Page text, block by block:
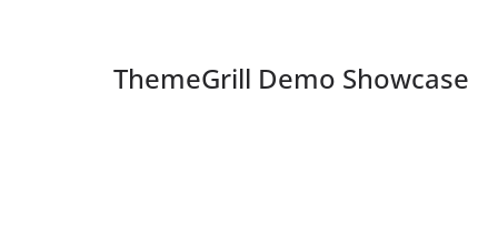
ThemeGrill Demo Showcase